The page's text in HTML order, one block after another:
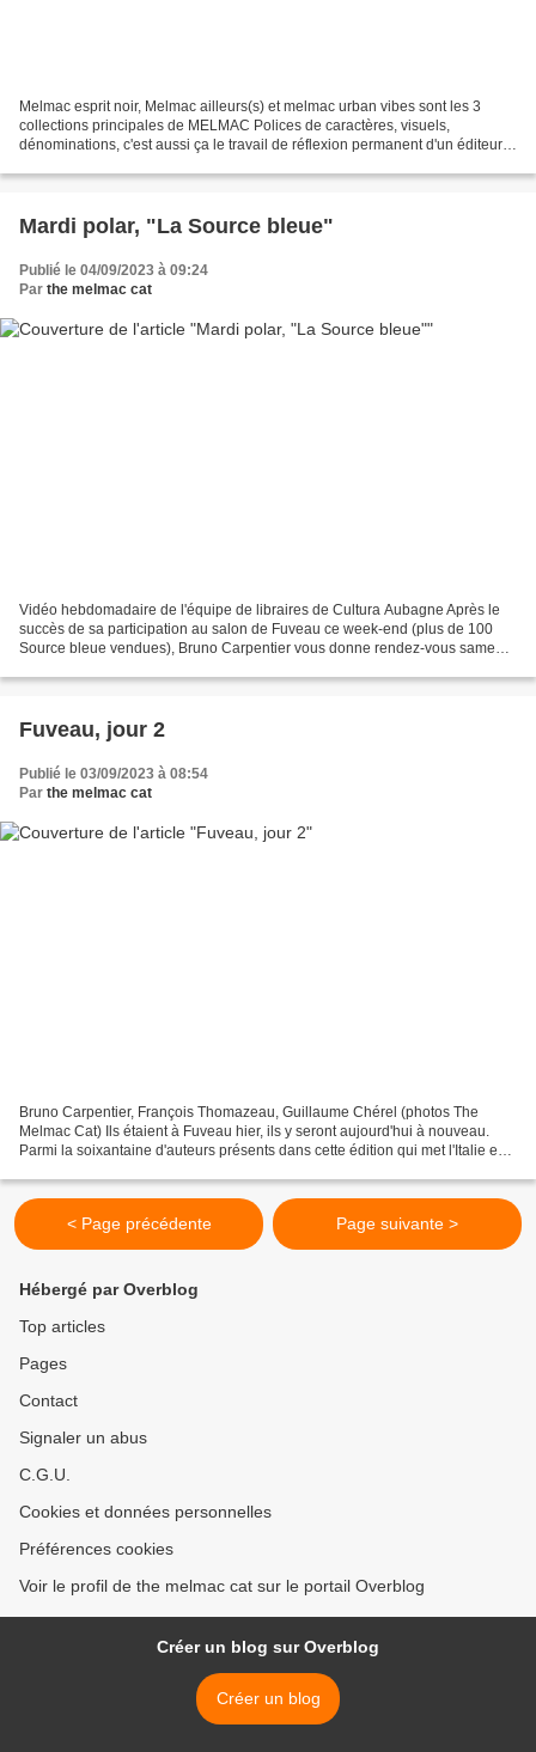
Melmac esprit noir, Melmac ailleurs(s) et melmac urban vibes sont les 3
collections principales de MELMAC Polices de caractères, visuels,
dénominations, c'est aussi ça le travail de réflexion permanent d'un éditeur.
Mardi polar, "La Source bleue"
Publié le 04/09/2023 à 09:24
Par the melmac cat
Vidéo hebdomadaire de l'équipe de libraires de Cultura Aubagne Après le
succès de sa participation au salon de Fuveau ce week-end (plus de 100
Source bleue vendues), Bruno Carpentier vous donne rendez-vous samedi
Fuveau, jour 2
Publié le 03/09/2023 à 08:54
Par the melmac cat
Bruno Carpentier, François Thomazeau, Guillaume Chérel (photos The
Melmac Cat) Ils étaient à Fuveau hier, ils y seront aujourd'hui à nouveau.
Parmi la soixantaine d'auteurs présents dans cette édition qui met l'Italie en
< Page précédente Page suivante >
Hébergé par Overblog
Top articles
Pages
Contact
Signaler un abus
C.G.U.
Cookies et données personnelles
Préférences cookies
Voir le profil de the melmac cat sur le portail Overblog
Créer un blog sur Overblog
Créer un blog